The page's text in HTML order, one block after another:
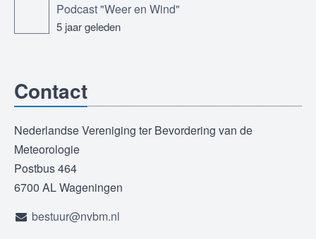
Podcast "Weer en Wind"
5 jaar geleden
Contact
Nederlandse Vereniging ter Bevordering van de
Meteorologie
Postbus 464
6700 AL Wageningen
bestuur@nvbm.nl